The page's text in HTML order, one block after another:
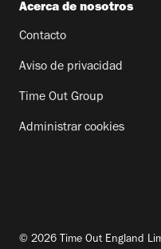
Acerca de nosotros
Contacto
Aviso de privacidad
Time Out Group
Administrar cookies
© 2026 Time Out England